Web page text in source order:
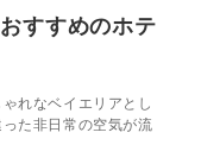
すすめのホテ
れなベイエリアとし
た非日常の空気が流